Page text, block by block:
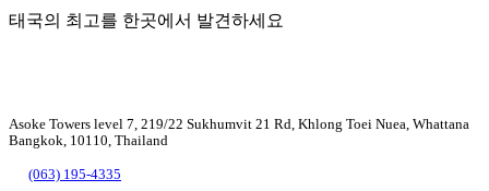
태국의 최고를 한곳에서 발견하세요
Asoke Towers level 7, 219/22 Sukhumvit 21 Rd, Khlong Toei Nuea, Whattana
Bangkok, 10110, Thailand
(063) 195-4335